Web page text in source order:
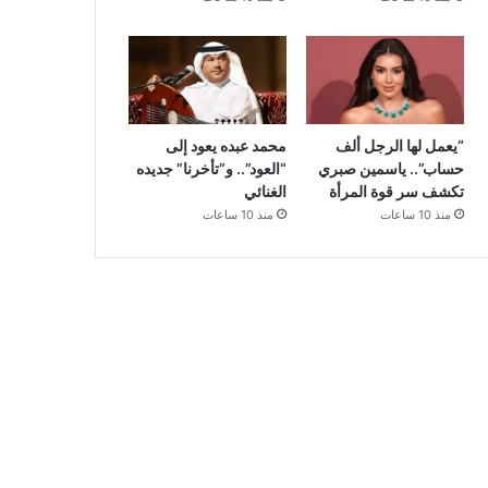
“يعمل لها الرجل ألف
حساب”.. ياسمين صبري
تكشف سر قوة المرأة
منذ 10 ساعات
محمد عبده يعود إلى
“العود”.. و”تأخرنا” جديده
الغنائي
منذ 10 ساعات